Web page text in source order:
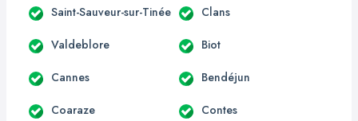
Saint-Sauveur-sur-Tinée Clans
Valdeblore Biot
Cannes Bendéjun
Coaraze Contes